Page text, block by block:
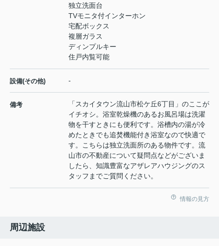
独立洗面台
TVモニタ付インターホン
宅配ボックス
複層ガラス
ディンプルキー
住戸内覧可能
設備(その他) -
備考
「スカイタウン流山市松ケ丘6丁目」のここが
イチオシ。浴室乾燥機のあるお風呂場は洗濯
物を干すときにも便利です。浴槽内の湯が冷
めたときでも追焚機能付き浴室なので快適で
す。こちらは独立洗面所のある物件です。流
山市の不動産について疑問点などがございま
したら、知識豊富なアザレアハウジングのス
タッフまでご質問ください。
情報の見方
周辺施設